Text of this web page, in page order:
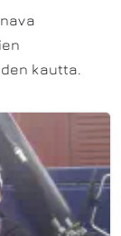
kautta.